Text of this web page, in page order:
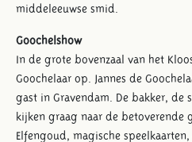
middeleeuwse smid.
Goochelshow
In de grote bovenzaal van het
Goochelaar op. Jannes de
gast in Gravendam. De bakker, de
kijken graag naar de betoverende
Elfengoud, magische